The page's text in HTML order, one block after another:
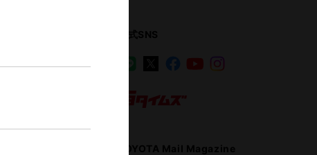
公式SNS
LINE Facebook
YouTube
TOYOTA Mail Magazine